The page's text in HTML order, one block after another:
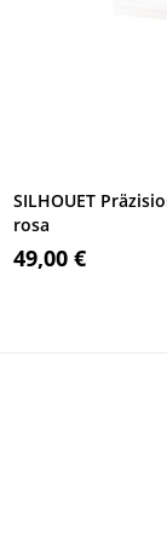
SILHOUET
rosa
49,00 €